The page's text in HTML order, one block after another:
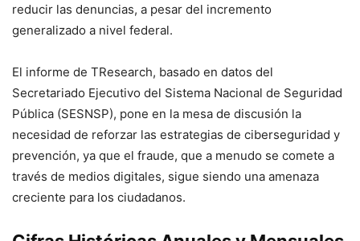
reducir las denuncias, a pesar del incremento
generalizado a nivel federal.
El informe de TResearch, basado en datos del
Secretariado Ejecutivo del Sistema Nacional de Seguridad
Pública (SESNSP), pone en la mesa de discusión la
necesidad de reforzar las estrategias de ciberseguridad y
prevención, ya que el fraude, que a menudo se comete a
través de medios digitales, sigue siendo una amenaza
creciente para los ciudadanos.